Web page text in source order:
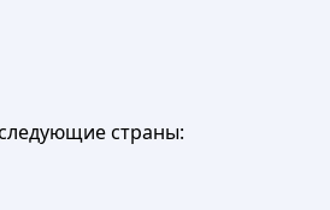
страны: